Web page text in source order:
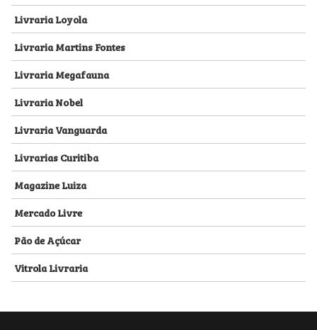
Livraria Loyola
Livraria Martins Fontes
Livraria Megafauna
Livraria Nobel
Livraria Vanguarda
Livrarias Curitiba
Magazine Luiza
Mercado Livre
Pão de Açúcar
Vitrola Livraria